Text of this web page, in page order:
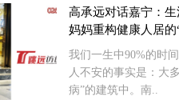
高承远对话嘉宁：
妈妈重构健康人居的
我们一生中90%的时
人不安的事实是：大
病”的建筑中。南..